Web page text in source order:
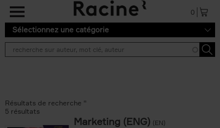
Aller au contenu principal
0
Sélectionnez une catégorie
Résultats de recherche ''
5 résultats
Marketing (ENG) (EN)